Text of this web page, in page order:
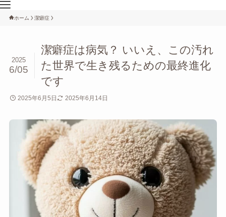
ホーム 潔癖症
潔癖症は病気？ いいえ、この汚れ
た世界で生き残るための最終進化
です
2025
6/05
2025年6月5日 2025年6月14日